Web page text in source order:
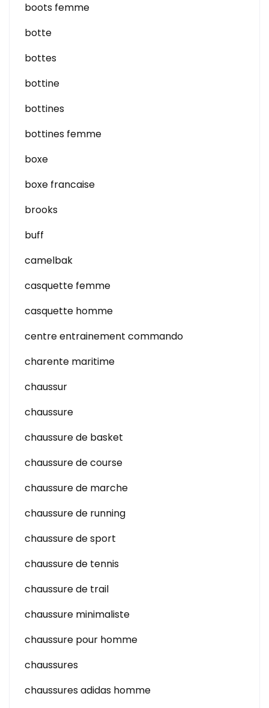
boots femme
botte
bottes
bottine
bottines
bottines femme
boxe
boxe francaise
brooks
buff
camelbak
casquette femme
casquette homme
centre entrainement commando
charente maritime
chaussur
chaussure
chaussure de basket
chaussure de course
chaussure de marche
chaussure de running
chaussure de sport
chaussure de tennis
chaussure de trail
chaussure minimaliste
chaussure pour homme
chaussures
chaussures adidas homme